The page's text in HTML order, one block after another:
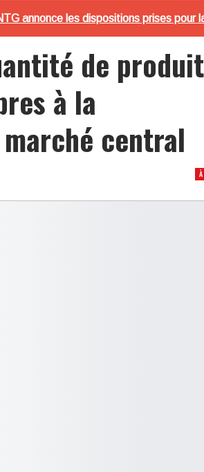
annonce les dispositions prises pour
de
à la
central